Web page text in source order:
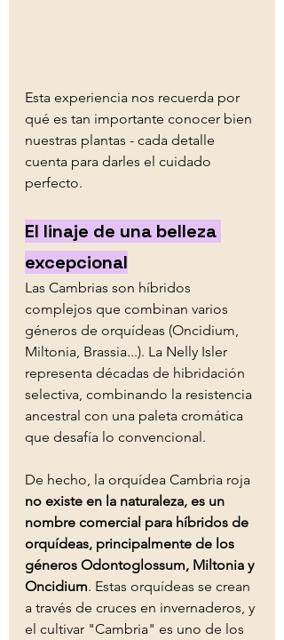
Esta experiencia nos recuerda por
qué es tan importante conocer bien
nuestras plantas - cada detalle
cuenta para darles el cuidado
perfecto.
El linaje de una belleza
excepcional
Las Cambrias son híbridos
complejos que combinan varios
géneros de orquídeas (Oncidium,
Miltonia, Brassia...). La Nelly Isler
representa décadas de hibridación
selectiva, combinando la resistencia
ancestral con una paleta cromática
que desafía lo convencional.
De hecho, la orquídea Cambria roja
no existe en la naturaleza, es un
nombre comercial para híbridos de
orquídeas, principalmente de los
géneros Odontoglossum, Miltonia y
Oncidium. Estas orquídeas se crean
a través de cruces en invernaderos, y
el cultivar "Cambria" es uno de los